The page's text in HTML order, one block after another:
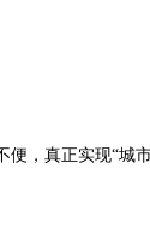
，真正实现“城